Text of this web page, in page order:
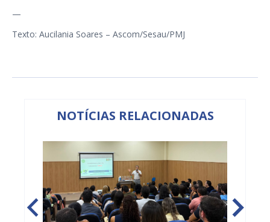
—
Texto: Aucilania Soares – Ascom/Sesau/PMJ
NOTÍCIAS RELACIONADAS